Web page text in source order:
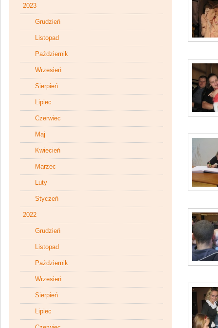
2023
Grudzień
Listopad
Październik
Wrzesień
Sierpień
Lipiec
Czerwiec
Maj
Kwiecień
Marzec
Luty
Styczeń
2022
Grudzień
Listopad
Październik
Wrzesień
Sierpień
Lipiec